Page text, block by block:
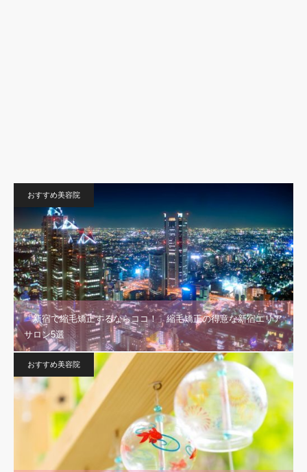
おすすめ美容院
「新宿で縮毛矯正するならココ！」縮毛矯正の得意な新宿エリア
サロン5選
おすすめ美容院